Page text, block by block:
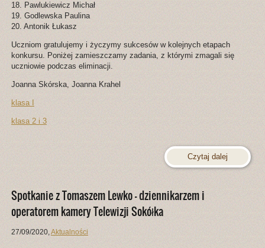
18. Pawlukiewicz Michał
19. Godlewska Paulina
20. Antonik Łukasz
Uczniom gratulujemy i życzymy sukcesów w kolejnych etapach
konkursu. Poniżej zamieszczamy zadania, z którymi zmagali się
uczniowie podczas eliminacji.
Joanna Skórska, Joanna Krahel
klasa I
klasa 2 i 3
Czytaj dalej
Spotkanie z Tomaszem Lewko – dziennikarzem i
operatorem kamery Telewizji Sokółka
27/09/2020,Aktualności